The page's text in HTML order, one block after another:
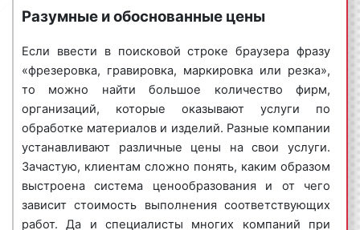
зашкурят, почистят, нанесут специальные
абразивные вещества и т.д.
фрезеровка, гравировка, маркировка, резка
специалисты нашей компании обработают
материал или изделие в том виде и в те
сроки, которые указаны в договоре. При этом,
будем выбран самый подходящий способ
фрезеровки, резки, маркировки и гравировки
с учетом характеристик материала или
доставка обработанных изделий
: мы
задания заказчика для осуществления работ по
изготовлению сувенирной продукции. Под словом
«design» англоязычная литература начала XXI века
понимает и стиль, и проект, и проектирование, и
собственно «дизайн» – профессиональную
деятельность, наряду с архитектурой или
Дизайнерские макеты, которые впоследствии
применяются при фрезеровке, гравировке,
маркировке и резке различных изделий и
Разумные и обоснованные цены
Если ввести в поисковой строке браузера фразу
«фрезеровка, гравировка, маркировка или резка»,
то можно найти большое количество фирм,
организаций, которые оказывают услуги по
обработке материалов и изделий. Разные компании
устанавливают различные цены на свои услуги.
Зачастую, клиентам сложно понять, каким образом
выстроена система ценообразования и от чего
зависит стоимость выполнения соответствующих
работ. Да и специалисты многих компаний при